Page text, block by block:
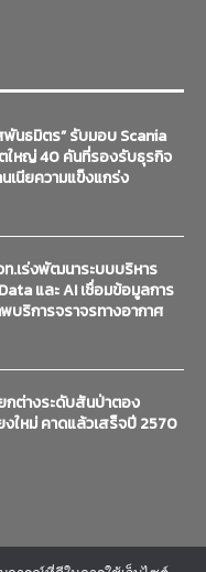
นธมิตร” รับมอบ Scania
ใหญ่ 40 คันที่รองรับธุรกิจ
เนียความแข็งแกร่ง
.เร่งพัฒนาระบบบริหาร
และ AI เชื่อมข้อมูลการ
บริการจราจรทางอากาศ
กต่างระดับสันป่าตอง
ใหม่ คาดแล้วเสร็จปี 2570